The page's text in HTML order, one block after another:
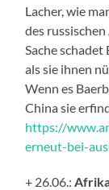
Lacher, wie
des
Sache
als sie ihnen
Wenn es
China sie
https://
erneut-bei-
+ 26.06.: